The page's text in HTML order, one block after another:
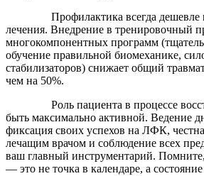
Профилактика всегда дешевле
лечения. Внедрение в тренировочный
многокомпонентных программ
обучение правильной биомеханике,
стабилизаторов) снижает общий
чем на 50%.
Роль пациента в процессе
быть максимально активной. Ведение
фиксация своих успехов на ЛФК,
лечащим врачом и соблюдение всех
ваш главный инструментарий. Помните,
— это не точка в календаре, а